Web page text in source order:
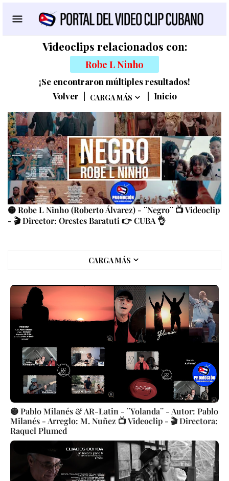
Videoclips relacionados con:
Robe L Ninho
¡Se encontraron múltiples resultados!
Volver
CARGA MÁS Inicio
🟡 Robe L Ninho (Roberto Álvarez) - ¨Negro¨ 📺 Videoclip
- 🎬 Director: Orestes Baratuti 👉 CUBA 👌
CARGA MÁS
🟡 Pablo Milanés & AR-Latin - ¨Yolanda¨ - Autor: Pablo
Milanés - Arreglo: M. Nuñez 📺 Videoclip - 🎬 Directora:
Raquel Plumed